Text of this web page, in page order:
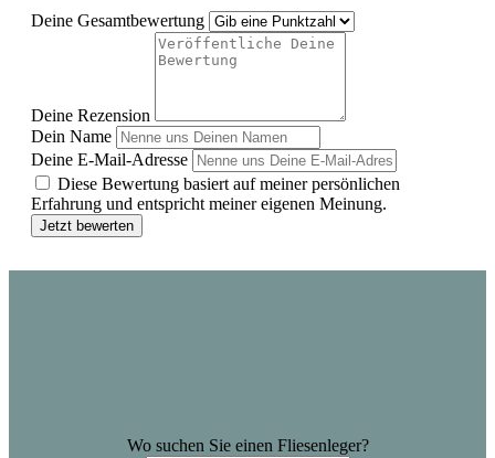
Deine Gesamtbewertung
Deine Rezension
Dein Name
Deine E-Mail-Adresse
Diese Bewertung basiert auf meiner persönlichen
Erfahrung und entspricht meiner eigenen Meinung.
Jetzt bewerten
Wo suchen Sie einen Fliesenleger?